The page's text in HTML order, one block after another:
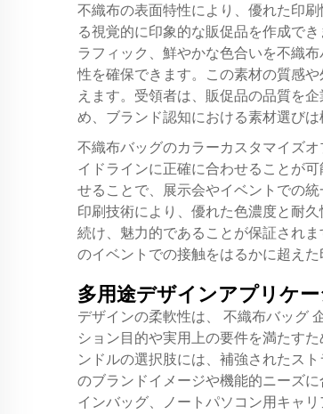
不織布の表面特性により、優れた印
る視覚的に印象的な販促品を作成で
ラフィック、鮮やかな色合いを不織
性を確保できます。この素材の質感
えます。受領者は、販促品の品質を
め、ブランド認知における素材選びは
不織布バッグのカラーカスタマイズ
イドラインに正確に合わせることが
せることで、展示会やイベントでの
印刷技術により、優れた色濃度と耐
続け、魅力的であることが保証され
のイベントでの接触をはるかに超えた
多用途デザインアプリケ
デザインの柔軟性は、 不織布バッグ
ション目的や実用上の要件を満たす
ンドルの選択肢には、補強されたス
のブランドイメージや機能的ニーズ
インバッグ、ノートパソコン用キャ